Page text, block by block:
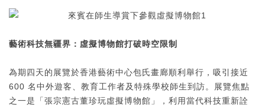
藝術科技無疆界：虛擬博物館打破時空限制
為期四天的展覽於香港藝術中心包氏畫廊順利舉行，吸引接近
600 名中外遊客、教育工作者及特殊學校師生到訪。展覽焦點
之一是「張宗憲古董珍玩虛擬博物館」，利用當代科技重新詮